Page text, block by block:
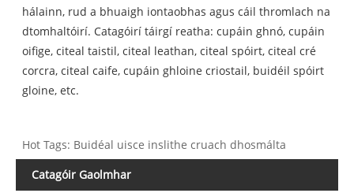
hálainn, rud a bhuaigh iontaobhas agus cáil thromlach na
dtomhaltóirí. Catagóirí táirgí reatha: cupáin ghnó, cupáin
oifige, citeal taistil, citeal leathan, citeal spóirt, citeal cré
corcra, citeal caife, cupáin ghloine criostail, buidéil spóirt
gloine, etc.
Hot Tags: Buidéal uisce inslithe cruach dhosmálta
Catagóir Gaolmhar